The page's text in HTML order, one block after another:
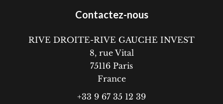
Contactez-nous
RIVE DROITE-RIVE GAUCHE INVEST
8, rue Vital
75116 Paris
France
+33 9 67 35 12 39